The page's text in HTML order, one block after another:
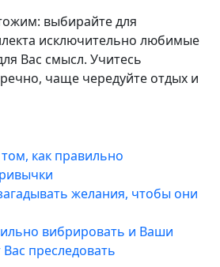
выбирайте для
исключительно любимые
Вас смысл. Учитесь
чаще чередуйте отдых и
как правильно
желания, чтобы они
вибрировать и Ваши
преследовать